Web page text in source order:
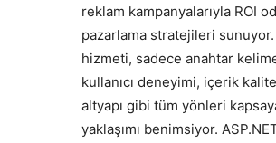
reklam kampanyalarıyla ROI
pazarlama stratejileri sunuyor.
hizmeti, sadece anahtar
kullanıcı deneyimi, içerik
altyapı gibi tüm yönleri
yaklaşımı benimsiyor.